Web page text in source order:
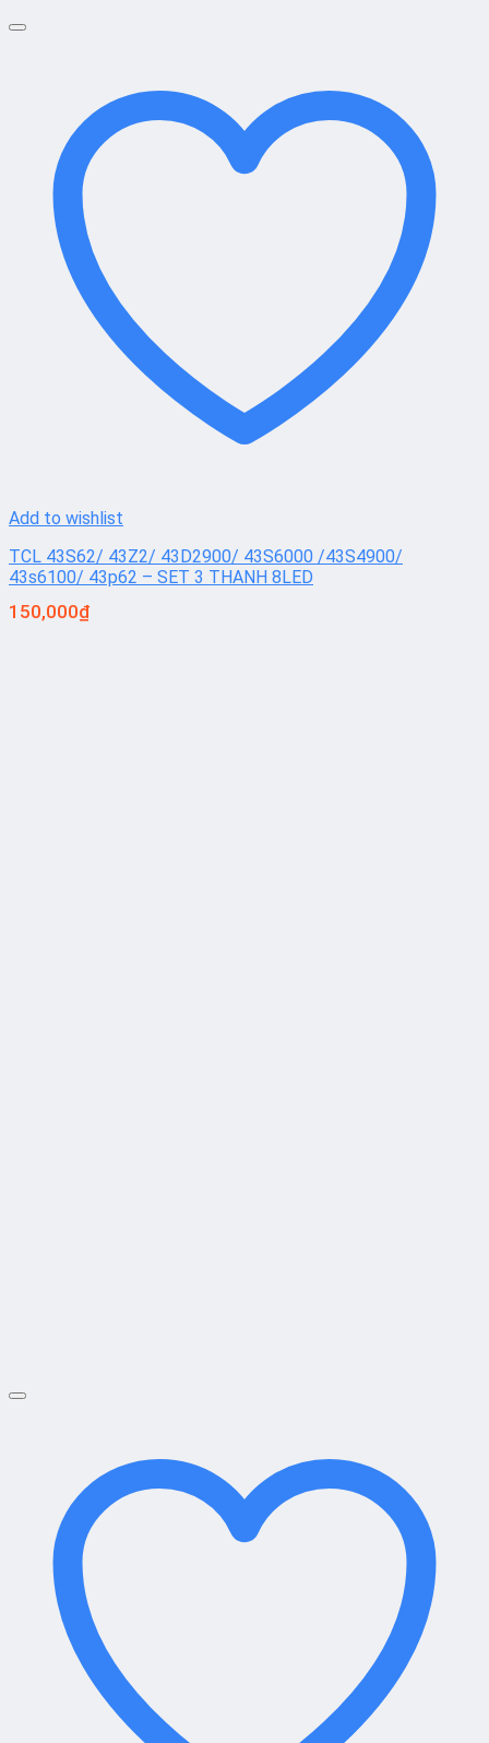
Add to wishlist
TCL 43S62/ 43Z2/ 43D2900/ 43S6000 /43S4900/
43s6100/ 43p62 – SET 3 THANH 8LED
150,000₫